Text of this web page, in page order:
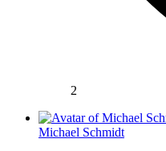
2
Michael Schmidt